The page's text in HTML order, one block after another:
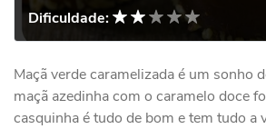
Dificuldade:
Maçã verde caramelizada é um sonho
maçã azedinha com o caramelo doce
casquinha é tudo de bom e tem tudo a